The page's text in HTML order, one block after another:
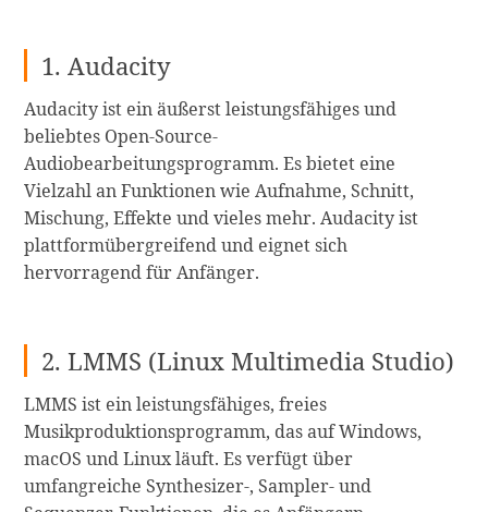
1. Audacity
Audacity ist ein äußerst leistungsfähiges und
beliebtes Open-Source-
Audiobearbeitungsprogramm. Es bietet eine
Vielzahl an Funktionen wie Aufnahme, Schnitt,
Mischung, Effekte und vieles mehr. Audacity ist
plattformübergreifend und eignet sich
hervorragend für Anfänger.
2. LMMS (Linux Multimedia Studio)
LMMS ist ein leistungsfähiges, freies
Musikproduktionsprogramm, das auf Windows,
macOS und Linux läuft. Es verfügt über
umfangreiche Synthesizer-, Sampler- und